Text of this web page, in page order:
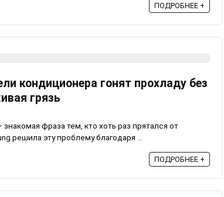
ПОДРОБНЕЕ +
кондиционера гонят прохладу без
грязь
фраза тем, кто хоть раз прятался от
решила эту проблему благодаря ...
ПОДРОБНЕЕ +